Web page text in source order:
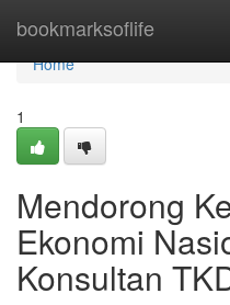
bookmarksoflife
Home
Home
1
Mendorong
Ekonomi
Konsultan